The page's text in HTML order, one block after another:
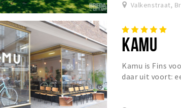
Valkenstraat,
KAMU
Kamu is Fins
daar uit voort: